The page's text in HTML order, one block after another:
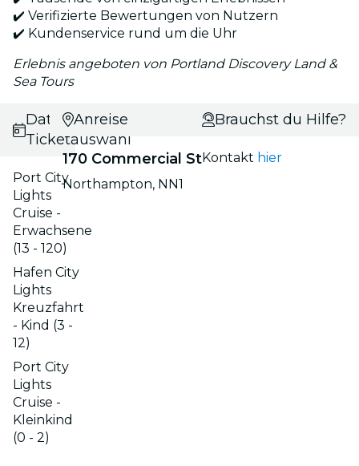
✔️ Verifizierte Bewertungen von Nutzern
✔️ Kundenservice rund um die Uhr
Erlebnis angeboten von Portland Discovery Land &
Sea Tours
Datums- und
Ticketauswahl
Port City
Lights
Cruise -
Erwachsene
(13 - 120)
Hafen City
Lights
Kreuzfahrt
- Kind (3 -
12)
Port City
Lights
Cruise -
Kleinkind
(0 - 2)
Anreise
170 Commercial St
Northampton, NN1
Brauchst du Hilfe?
Kontakt hier